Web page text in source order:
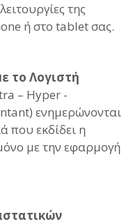
της
ή στο tablet σας.
το Λογιστή
– Hyper -
ενημερώνονται
που εκδίδει η
με την εφαρμογή